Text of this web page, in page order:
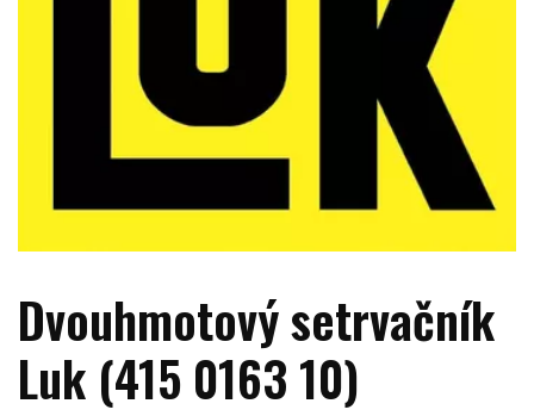
Dvouhmotový setrvačník
Luk (415 0163 10)